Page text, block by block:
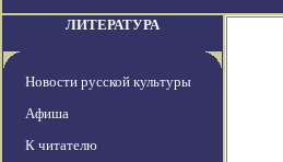
ЛИТЕРАТУРА
Новости русской культуры
Афиша
К читателю